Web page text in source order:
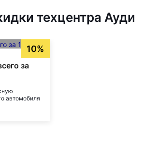
техцентра Ауди
10%
за
автомобиля